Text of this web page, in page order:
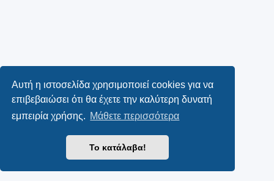
Αυτή η ιστοσελίδα χρησιμοποιεί cookies για να
επιβεβαιώσει ότι θα έχετε την καλύτερη δυνατή
εμπειρία χρήσης. Μάθετε περισσότερα
Το κατάλαβα!